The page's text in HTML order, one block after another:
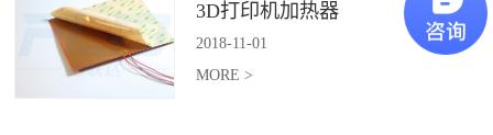
3D打印机加热器
2018-11-01
MORE >